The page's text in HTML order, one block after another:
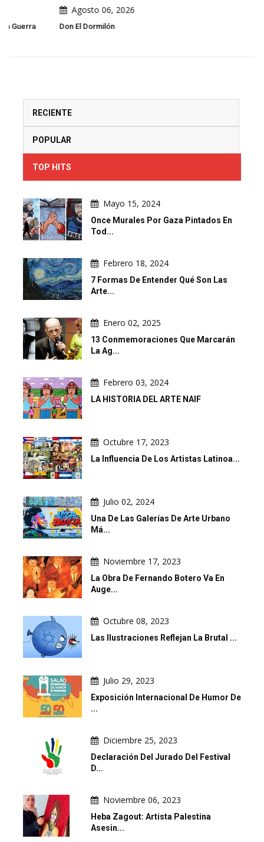
Agosto 06, 2026
Don El Dormilón
RECIENTE
POPULAR
TOP HITS
Mayo 15, 2024
Once Murales Por Gaza Pintados En
Tod...
Febrero 18, 2024
7 Formas De Entender Qué Son Las
Arte...
Enero 02, 2025
13 Conmemoraciones Que Marcarán
La Ag...
Febrero 03, 2024
LA HISTORIA DEL ARTE NAIF
Octubre 17, 2023
La Influencia De Los Artistas Latinoa...
Julio 02, 2024
Una De Las Galerías De Arte Urbano
Má...
Noviembre 17, 2023
La Obra De Fernando Botero Va En
Auge...
Octubre 08, 2023
Las Ilustraciones Reflejan La Brutal ...
Julio 29, 2023
Exposición Internacional De Humor De
...
Diciembre 25, 2023
Declaración Del Jurado Del Festival
D...
Noviembre 06, 2023
Heba Zagout: Artista Palestina
Asesin...